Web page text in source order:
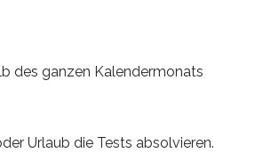
des ganzen Kalendermonats
Urlaub die Tests absolvieren.